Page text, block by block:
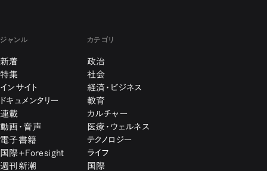
ジャンル
新着
特集
インサイト
ドキュメンタリー
連載
動画・音声
電子書籍
国際+Foresight
週刊新潮
カテゴリ
政治
社会
経済・ビジネス
教育
カルチャー
医療・ウェルネス
テクノロジー
ライフ
国際